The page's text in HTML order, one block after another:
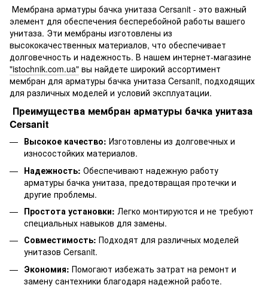
Мембрана арматуры бачка унитаза Cersanit - это важный
элемент для обеспечения бесперебойной работы вашего
унитаза. Эти мембраны изготовлены из
высококачественных материалов, что обеспечивает
долговечность и надежность. В нашем интернет-магазине
"istochnik.com.ua" вы найдете широкий ассортимент
мембран для арматуры бачка унитаза Cersanit, подходящих
для различных моделей и условий эксплуатации.
Преимущества мембран арматуры бачка унитаза
Cersanit
Высокое качество: Изготовлены из долговечных и
износостойких материалов.
Надежность: Обеспечивают надежную работу
арматуры бачка унитаза, предотвращая протечки и
другие проблемы.
Простота установки: Легко монтируются и не требуют
специальных навыков для замены.
Совместимость: Подходят для различных моделей
унитазов Cersanit.
Экономия: Помогают избежать затрат на ремонт и
замену сантехники благодаря надежной работе.